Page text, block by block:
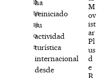
ta
ri
o
s
ha
reiniciado
su
actividad
turística
internacional
desde
M
ov
ist
ar
Pl
us
d
e
R